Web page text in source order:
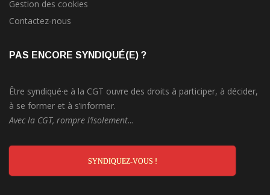
Gestion des cookies
Contactez-nous
PAS ENCORE SYNDIQUÉ(E) ?
Être syndiqué·e à la CGT ouvre des droits à participer, à décider,
à se former et à s’informer.
Avec la CGT, rompre l’isolement…
SYNDIQUEZ-VOUS !